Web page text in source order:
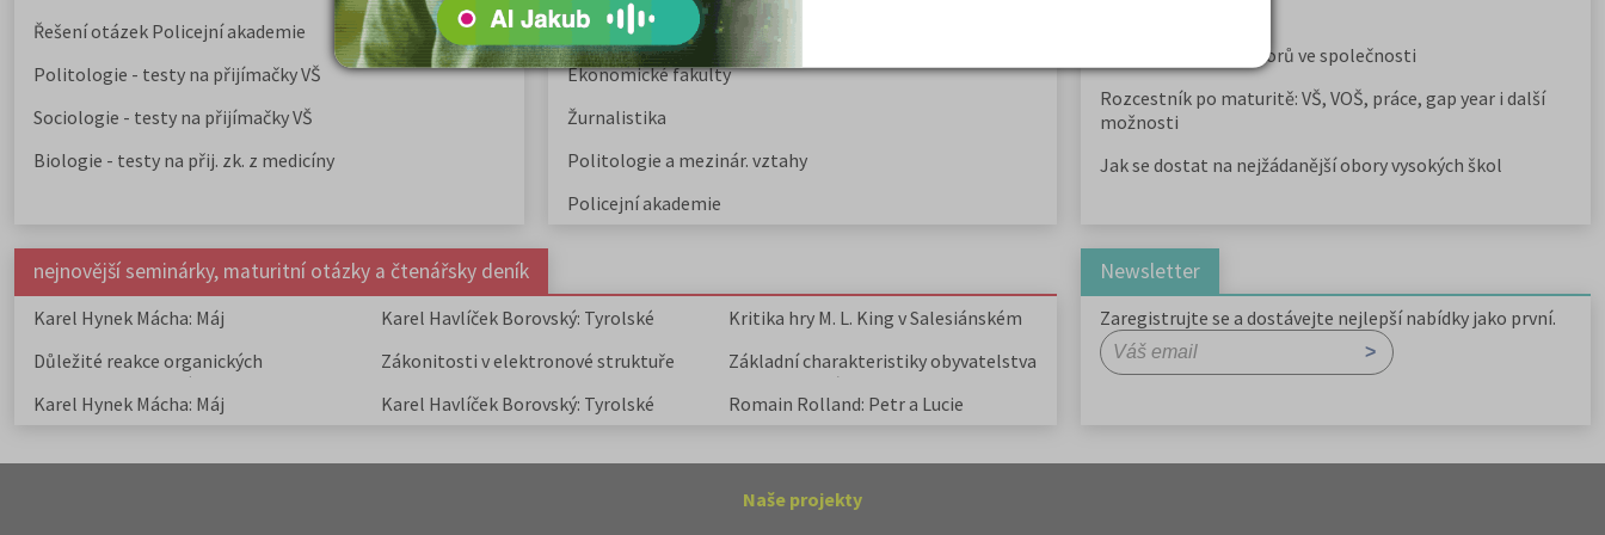
Řešení otázek Policejní akademie
Politologie - testy na přijímačky VŠ
Sociologie - testy na přijímačky VŠ
Biologie - testy na přij. zk. z medicíny
Společenské a human. vědy
Ekonomické fakulty
Žurnalistika
Politologie a mezinár. vztahy
Policejní akademie
Prestiž a vnímání oborů ve společnosti
Rozcestník po maturitě: VŠ, VOŠ, práce, gap year i další
možnosti
Jak se dostat na nejžádanější obory vysokých škol
nejnovější seminárky, maturitní otázky a čtenářsky deník
Karel Hynek Mácha: Máj
Karel Havlíček Borovský: Tyrolské
Kritika hry M. L. King v Salesiánském
Důležité reakce organických
sloučenin a jejich význam
Zákonitosti v elektronové struktuře
Základní charakteristiky obyvatelstva
a geografie sídel
Karel Hynek Mácha: Máj
Karel Havlíček Borovský: Tyrolské
Romain Rolland: Petr a Lucie
Newsletter
Zaregistrujte se a dostávejte nejlepší nabídky jako první.
Naše projekty